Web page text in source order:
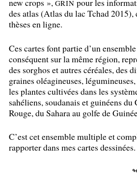
new crops », GRIN pour les
des atlas (Atlas du lac Tchad 2015),
thèses en ligne.
Ces cartes font partie d’un
conséquent sur la même région,
des sorghos et autres céréales, des
graines oléagineuses,
les plantes cultivées dans les
sahéliens, soudanais et guinéens du
Rouge, du Sahara au golfe de
C’est cet ensemble multiple et
rapporter dans mes cartes dessinées.